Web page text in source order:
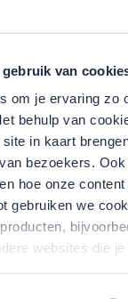
van
om je ervaring zo
behulp van
in kaart
bezoekers.
hoe onze
gebruiken we
websites die je
tarieven
rente
betaal je
af van het
tarieven in de